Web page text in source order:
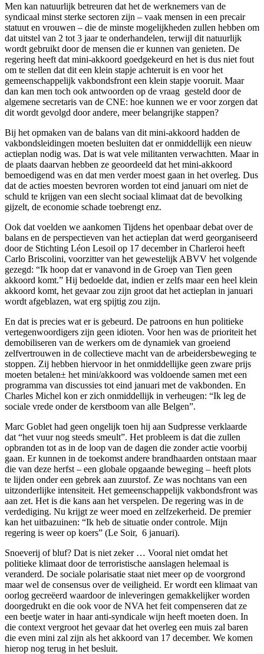
Men kan natuurlijk betreuren dat het de werknemers van de
syndicaal minst sterke sectoren zijn – vaak mensen in een precair
statuut en vrouwen – die de minste mogelijkheden zullen hebben om
dat uitstel van 2 tot 3 jaar te onderhandelen, terwijl dit natuurlijk
wordt gebruikt door de mensen die er kunnen van genieten. De
regering heeft dat mini-akkoord goedgekeurd en het is dus niet fout
om te stellen dat dit een klein stapje achteruit is en voor het
gemeenschappelijk vakbondsfront een klein stapje vooruit. Maar
dan kan men toch ook antwoorden op de vraag gesteld door de
algemene secretaris van de CNE: hoe kunnen we er voor zorgen dat
dit wordt gevolgd door andere, meer belangrijke stappen?
Bij het opmaken van de balans van dit mini-akkoord hadden de
vakbondsleidingen moeten besluiten dat er onmiddellijk een nieuw
actieplan nodig was. Dat is wat vele militanten verwachtten. Maar in
de plaats daarvan hebben ze geoordeeld dat het mini-akkoord
bemoedigend was en dat men verder moest gaan in het overleg. Dus
dat de acties moesten bevroren worden tot eind januari om niet de
schuld te krijgen van een slecht sociaal klimaat dat de bevolking
gijzelt, de economie schade toebrengt enz.
Ook dat voelden we aankomen Tijdens het openbaar debat over de
balans en de perspectieven van het actieplan dat werd georganiseerd
door de Stichting Léon Lesoil op 17 december in Charleroi heeft
Carlo Briscolini, voorzitter van het gewestelijk ABVV het volgende
gezegd: “Ik hoop dat er vanavond in de Groep van Tien geen
akkoord komt.” Hij bedoelde dat, indien er zelfs maar een heel klein
akkoord komt, het gevaar zou zijn groot dat het actieplan in januari
wordt afgeblazen, wat erg spijtig zou zijn.
En dat is precies wat er is gebeurd. De patroons en hun politieke
vertegenwoordigers zijn geen idioten. Voor hen was de prioriteit het
demobiliseren van de werkers om de dynamiek van groeiend
zelfvertrouwen in de collectieve macht van de arbeidersbeweging te
stoppen. Zij hebben hiervoor in het onmiddellijke geen zware prijs
moeten betalen± het mini/akkoord was voldoende samen met een
programma van discussies tot eind januari met de vakbonden. En
Charles Michel kon er zich onmiddellijk in verheugen: “Ik leg de
sociale vrede onder de kerstboom van alle Belgen”.
Marc Goblet had geen ongelijk toen hij aan Sudpresse verklaarde
dat “het vuur nog steeds smeult”. Het probleem is dat die zullen
opbranden tot as in de loop van de dagen die zonder actie voorbij
gaan. Er kunnen in de toekomst andere brandhaarden ontstaan maar
die van deze herfst – een globale opgaande beweging – heeft plots
te lijden onder een gebrek aan zuurstof. Ze was nochtans van een
uitzonderlijke intensiteit. Het gemeenschappelijk vakbondsfront was
aan zet. Het is die kans aan het verspelen. De regering was in de
verdediging. Nu krijgt ze weer moed en zelfzekerheid. De premier
kan het uitbazuinen: “Ik heb de situatie onder controle. Mijn
regering is weer op koers” (Le Soir, 6 januari).
Snoeverij of bluf? Dat is niet zeker … Vooral niet omdat het
politieke klimaat door de terroristische aanslagen helemaal is
veranderd. De sociale polarisatie staat niet meer op de voorgrond
maar wel de consensus over de veiligheid. Er wordt een klimaat van
oorlog gecreëerd waardoor de inleveringen gemakkelijker worden
doorgedrukt en die ook voor de NVA het feit compenseren dat ze
een beetje water in haar anti-syndicale wijn heeft moeten doen. In
die context vergroot het gevaar dat het overleg een muis zal baren
die even mini zal zijn als het akkoord van 17 december. We komen
hierop nog terug in het besluit.